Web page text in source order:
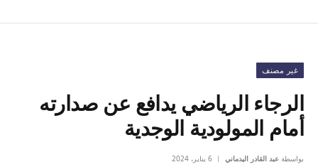
غير مصنف
الرجاء الرياضي يدافع عن صدارته
أمام المولودية الوجدية
بواسطة عبد القادر اليدماني 6 يناير، 2024